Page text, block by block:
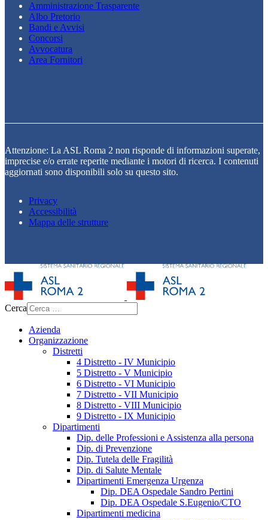
Amministrazione Trasparente
Albo Pretorio
Bandi e Avvisi
Concorsi
Avvocatura
Area Fornitori
Attenzione: La ASL Roma 2 non risponde di informazioni superate,
imprecise e/o errate reperite mediante i motori di ricerca. I contenuti
aggiornati sono disponibili solo su questo sito.
Privacy
Accessibilità
Mappa delle strutture
Cerca
Azienda
Organizzazione
Distretti
4 Distretto - IV Municipio
5 Distretto - V Municipio
6 Distretto - VI Municipio
7 Distretto - VII Municipio
8 Distretto - VIII Municipio
9 Distretto - IX Municipio
Dipartimenti
Dip. delle Professioni e Assistenza alla persona
Dip. di Prevenzione
Dip. Tutela delle Fragilità
Dip. di Salute Mentale
Dipartimenti Emergenza Urgenza
Dip. DEA Ospedale Sandro Pertini
Dip. DEA Ospedale S.Eugenio/CTO
Dipartimenti medicina